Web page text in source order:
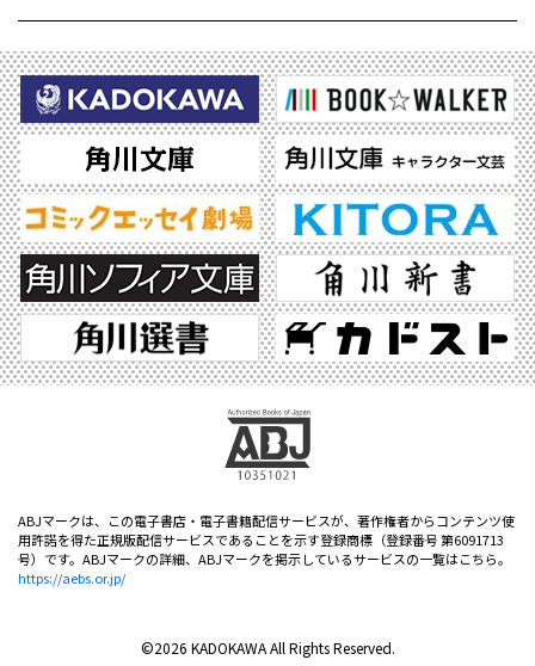
ABJマークは、この電子書店・電子書籍配信サービスが、著作権者からコンテンツ使
用許諾を得た正規版配信サービスであることを示す登録商標（登録番号 第6091713
号）です。ABJマークの詳細、ABJマークを掲示しているサービスの一覧はこちら。
https://aebs.or.jp/
©2026 KADOKAWA All Rights Reserved.